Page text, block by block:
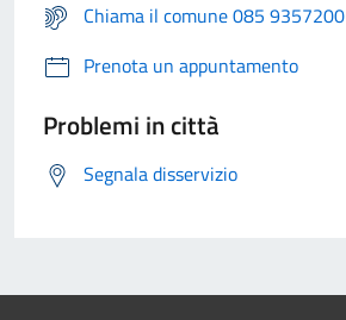
Chiama il comune 085 9357200
Prenota un appuntamento
Problemi in città
Segnala disservizio